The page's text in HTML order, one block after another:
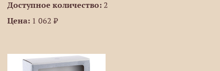
Доступное количество: 2
Цена: 1 062 ₽